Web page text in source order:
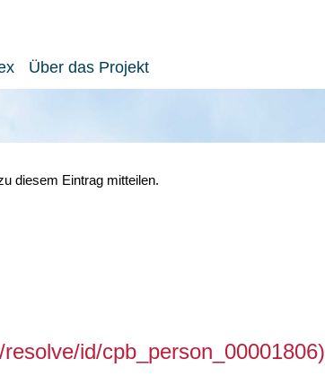
Über das Projekt
diesem Eintrag mitteilen.
id/cpb_person_00001806)